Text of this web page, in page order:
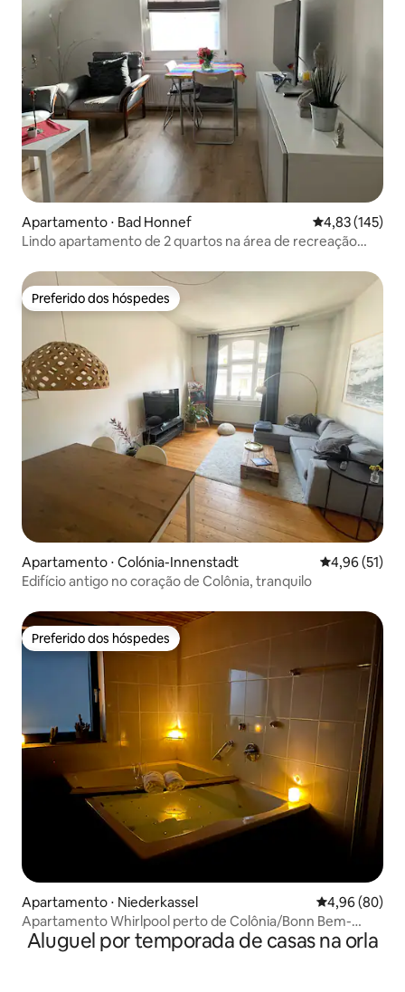
Apartamento ⋅ Bad Honnef 4,83 de uma
4,83 (145)
Lindo apartamento de 2 quartos na área de recreação
Preferido dos hóspedes
Preferido dos hóspedes
Apartamento ⋅ Colónia-Innenstadt 4,96 de uma
4,96 (51)
Edifício antigo no coração de Colônia, tranquilo
Preferido dos hóspedes
Preferido dos hóspedes
Apartamento ⋅ Niederkassel 4,96 de uma
4,96 (80)
Apartamento Whirlpool perto de Colônia/Bonn Bem-
estar
Aluguel por temporada de casas na orla